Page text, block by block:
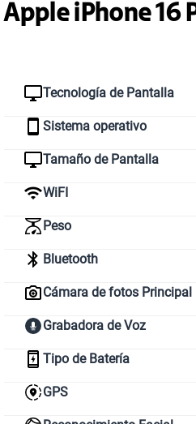
Apple iPhone 16
Tecnología de Pantalla
Sistema operativo
Tamaño de Pantalla
WiFI
Peso
Bluetooth
Cámara de fotos Principal
Grabadora de Voz
Tipo de Batería
GPS